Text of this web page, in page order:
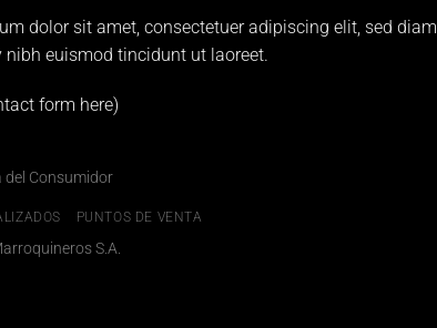
dolor sit amet, consectetuer adipiscing elit, sed diam
nibh euismod tincidunt ut laoreet.
form here)
del Consumidor
PUNTOS DE VENTA
S.A.